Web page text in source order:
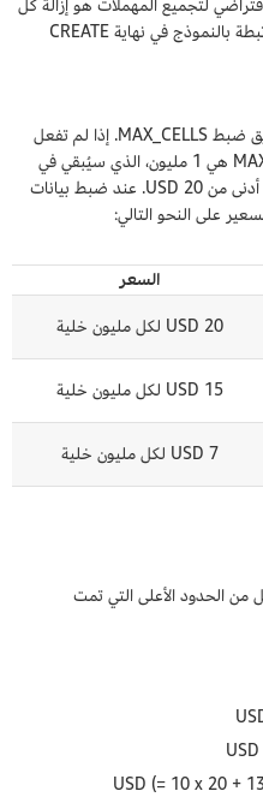
لتجميع المهملات هو إزالة كل
من بيانات التدريب والنواتج الصنعية المرتبطة بالنموذج في نهاية CREATE
يمكنك التحكم في تكلفة التدريب عن طريق ضبط MAX_CELLS. إذا لم تفعل
ذلك، تكون القيمة الافتراضية لـ MAX_CELLS هي 1 مليون، الذي سيُبقي في
الغالبية العظمى للحالات تكاليف التدريب أدنى من 20 USD. عند ضبط بيانات
السعر
20 USD لكل مليون خلية
15 USD لكل مليون خلية
7 USD لكل مليون خلية
من الحدود الأعلى التي تمت